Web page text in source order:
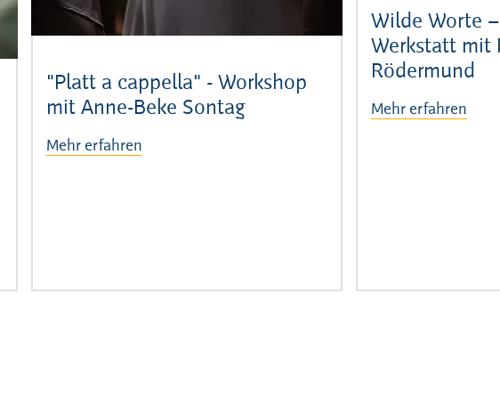
"Platt a cappella" - Workshop
mit Anne-Beke Sontag
Mehr erfahren
Wilde Worte
Werkstatt mit
Rödermund
Mehr erfahren